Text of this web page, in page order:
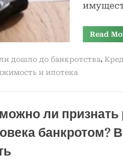
Read
дошло до банкротства,
и ипотека
ли
банкротом?